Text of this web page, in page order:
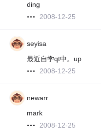
ding
2008-12-25
seyisa
最近自学qt中。up
2008-12-25
newarr
mark
2008-12-25